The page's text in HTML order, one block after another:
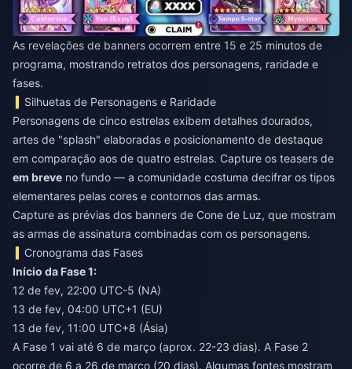
As revelações de banners ocorrem entre 15 e 25 minutos de
programa, mostrando retratos dos personagens, raridade e
fases.
Silhuetas de Personagens e Raridade
Personagens de cinco estrelas exibem detalhes dourados,
artes de "splash" elaboradas e posicionamento de destaque
em comparação aos de quatro estrelas. Capture os teasers de
em breve no fundo — a comunidade costuma decifrar os tipos
elementares pelas cores e contornos das armas.
Capture as prévias dos banners de Cone de Luz, que mostram
as armas de assinatura combinadas com os personagens.
Cronograma das Fases
Início da Fase 1:
12 de fev, 22:00 UTC-5 (NA)
13 de fev, 04:00 UTC+1 (EU)
13 de fev, 11:00 UTC+8 (Ásia)
A Fase 1 vai até 6 de março (aprox. 22-23 dias). A Fase 2
ocorre de 6 a 26 de março (20 dias). Algumas fontes mostram